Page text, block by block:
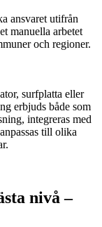
ansvaret utifrån
manuella arbetet
och regioner.
surfplatta eller
erbjuds både som
integreras med
till olika
nivå –